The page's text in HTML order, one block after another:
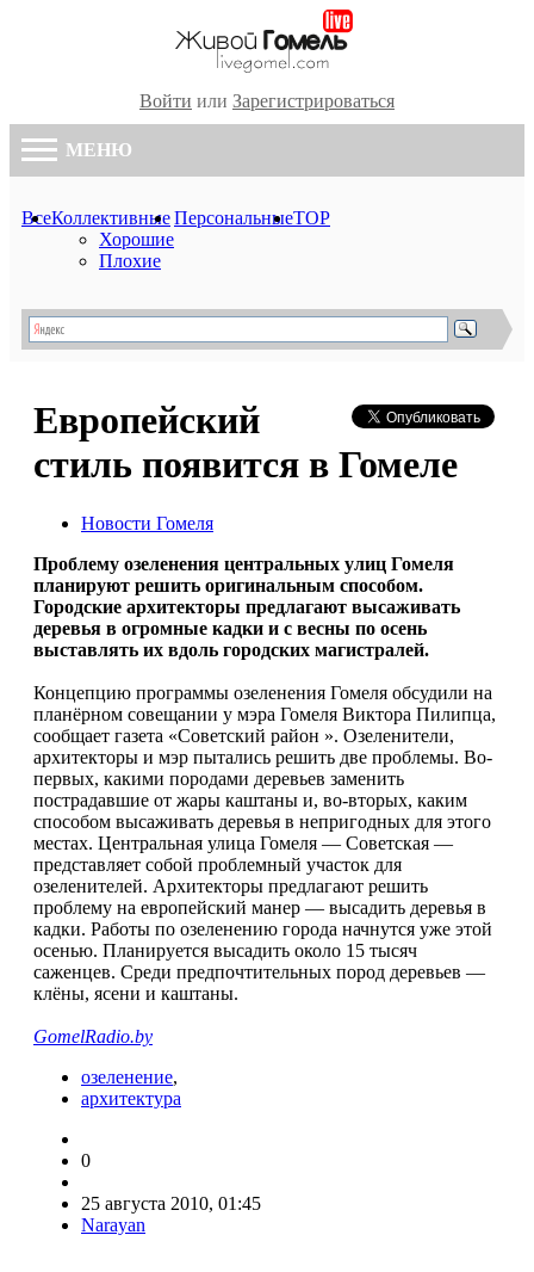
Войти или Зарегистрироваться
МЕНЮ
ВсеКоллективные
Хорошие
Плохие
ПерсональныеTOP
Европейский
стиль появится в Гомеле
Новости Гомеля
Проблему озеленения центральных улиц Гомеля
планируют решить оригинальным способом.
Городские архитекторы предлагают высаживать
деревья в огромные кадки и с весны по осень
выставлять их вдоль городских магистралей.
Концепцию программы озеленения Гомеля обсудили на
планёрном совещании у мэра Гомеля Виктора Пилипца,
сообщает газета «Советский район ». Озеленители,
архитекторы и мэр пытались решить две проблемы. Во-
первых, какими породами деревьев заменить
пострадавшие от жары каштаны и, во-вторых, каким
способом высаживать деревья в непригодных для этого
местах. Центральная улица Гомеля — Советская —
представляет собой проблемный участок для
озеленителей. Архитекторы предлагают решить
проблему на европейский манер — высадить деревья в
кадки. Работы по озеленению города начнутся уже этой
осенью. Планируется высадить около 15 тысяч
саженцев. Среди предпочтительных пород деревьев —
клёны, ясени и каштаны.
GomelRadio.by
озеленение,
архитектура
0
25 августа 2010, 01:45
Narayan